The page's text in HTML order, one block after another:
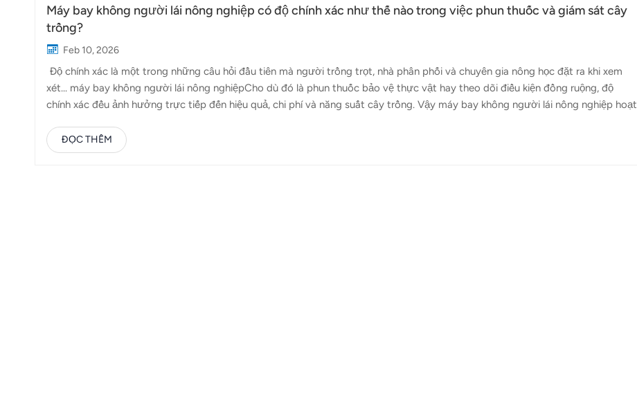
Máy bay không người lái nông nghiệp có độ chính xác như thế nào trong việc phun thuốc và giám sát cây
trồng?
Feb 10, 2026
Độ chính xác là một trong những câu hỏi đầu tiên mà người trồng trọt, nhà phân phối và chuyên gia nông học đặt ra khi xem
xét... máy bay không người lái nông nghiệpCho dù đó là phun thuốc bảo vệ thực vật hay theo dõi điều kiện đồng ruộng, độ
chính xác đều ảnh hưởng trực tiếp đến hiệu quả, chi phí và năng suất cây trồng. Vậy máy bay không người lái nông nghiệp hoạt
hoạt động và cách hệ thống được sử dụng trên thực địa. Trong nông nghiệp, độ chính xác không phải là một thước đo duy
nhất. Nó thường đề cập đến nhiều khía cạnh khác nhau tùy thuộc vào nhiệm vụ:Độ chính xác khi phun: Mức độ phân bổ chất
ĐỌC THÊM